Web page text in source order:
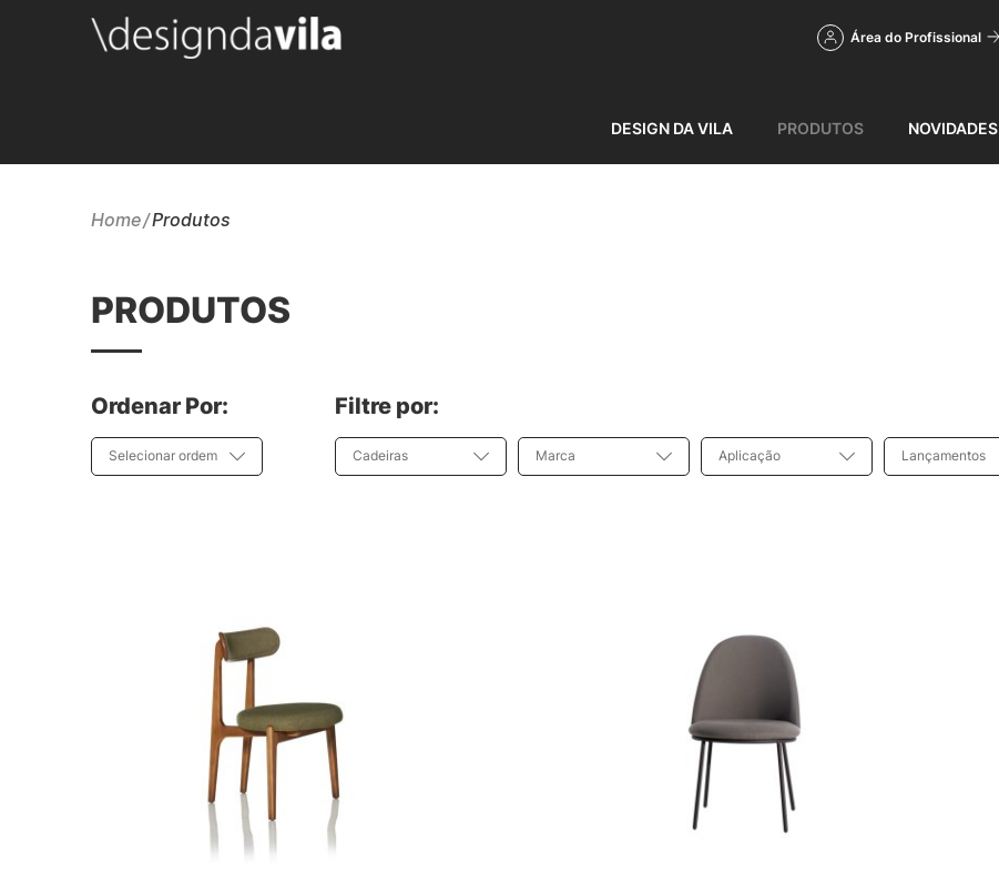
Área do Profissional
DESIGN DA VILA PRODUTOS NOVIDADES
Home Produtos
PRODUTOS
Ordenar Por:
Selecionar ordem
Filtre por:
Cadeiras Marca Aplicação Lançamentos